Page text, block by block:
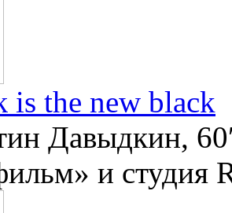
is the new black
Давыдкин,
и студия